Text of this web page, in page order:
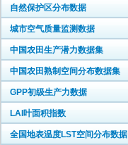
自然保护区分布数据
城市空气质量监测数据
中国农田生产潜力数据集
中国农田熟制空间分布数据集
GPP初级生产力数据
LAI叶面积指数
全国地表温度LST空间分布数据